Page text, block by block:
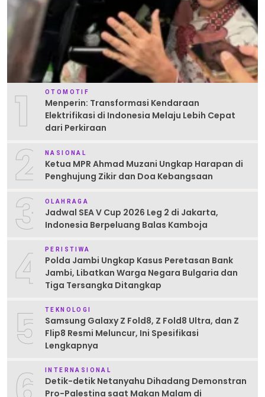
1 OTOMOTIF
Menperin: Transformasi Kendaraan
Elektrifikasi di Indonesia Melaju Lebih Cepat
dari Perkiraan
2 NASIONAL
Ketua MPR Ahmad Muzani Ungkap Harapan di
Penghujung Zikir dan Doa Kebangsaan
3 OLAHRAGA
Jadwal SEA V Cup 2026 Leg 2 di Jakarta,
Indonesia Berpeluang Balas Kamboja
4 PERISTIWA
Polda Jambi Ungkap Kasus Peretasan Bank
Jambi, Libatkan Warga Negara Bulgaria dan
Tiga Tersangka Ditangkap
5 TEKNOLOGI
Samsung Galaxy Z Fold8, Z Fold8 Ultra, dan Z
Flip8 Resmi Meluncur, Ini Spesifikasi
Lengkapnya
INTERNASIONAL
Detik-detik Netanyahu Dihadang Demonstran
Pro-Palestina saat Makan Malam di